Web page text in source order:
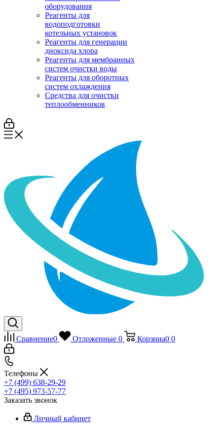
оборудования
Реагенты для
водоподготовки
котельных установок
Реагенты для генерации
диоксида хлора
Реагенты для мембранных
систем очистки воды
Реагенты для оборотных
систем охлаждения
Средства для очистки
теплообменников
Сравнение0 Отложенные 0 Корзина0 0
Телефоны
+7 (499) 638-29-29
+7 (495) 973-57-77
Заказать звонок
Личный кабинет